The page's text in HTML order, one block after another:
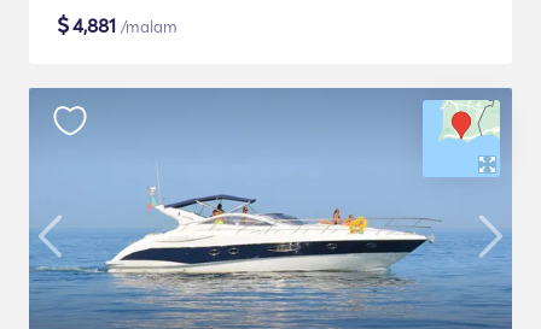
$4,881 /malam